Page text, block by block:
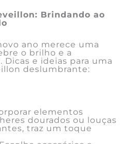
Brindando ao
ano merece uma
o brilho e a
e ideias para uma
deslumbrante:
elementos
dourados ou louças
traz um toque